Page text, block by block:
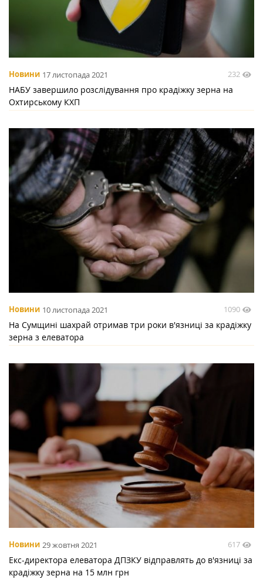
Новини 17 листопада 2021 232
НАБУ завершило розслідування про крадіжку зерна на
Охтирському КХП
Новини 10 листопада 2021 1090
На Сумщині шахрай отримав три роки в'язниці за крадіжку
зерна з елеватора
Новини 29 жовтня 2021 617
Екс-директора елеватора ДПЗКУ відправлять до в'язниці за
крадіжку зерна на 15 млн грн